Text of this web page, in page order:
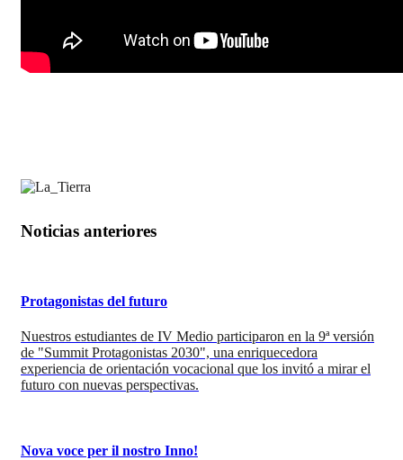
Noticias anteriores
Protagonistas del futuro
Nuestros estudiantes de IV Medio participaron en la 9ª versión
de "Summit Protagonistas 2030", una enriquecedora
experiencia de orientación vocacional que los invitó a mirar el
futuro con nuevas perspectivas.
Nova voce per il nostro Inno!